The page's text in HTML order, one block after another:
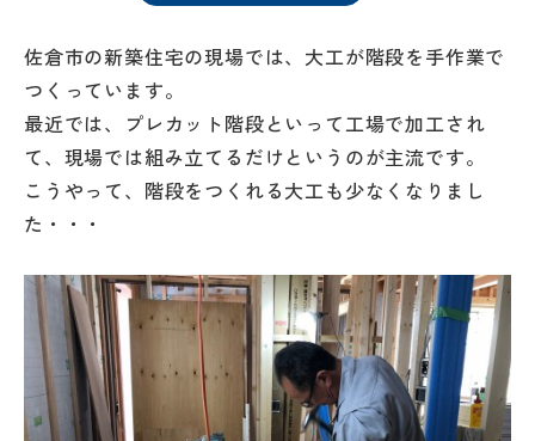
佐倉市の新築住宅の現場では、大工が階段を手作業で
つくっています。
最近では、プレカット階段といって工場で加工され
て、現場では組み立てるだけというのが主流です。
こうやって、階段をつくれる大工も少なくなりまし
た・・・